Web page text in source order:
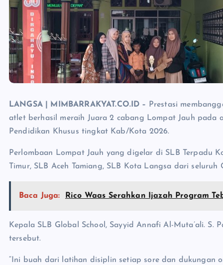
LANGSA | MIMBARRAKYAT.CO.ID – Prestasi
atlet berhasil meraih Juara 2 cabang Lompat Jauh pada
Pendidikan Khusus tingkat Kab/Kota 2026.
Perlombaan Lompat Jauh yang digelar di SLB Terpadu
Timur, SLB Aceh Tamiang, SLB Kota Langsa dari seluruh
Baca Juga: Rico Waas Serahkan Ijazah Program
Kepala SLB Global School, Sayyid Annafi Al-Muta’ali. S.
tersebut.
“Ini buah dari latihan disiplin setiap sore dan dukungan